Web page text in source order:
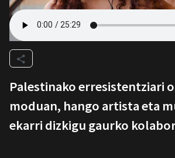
Palestinako erresistentziari
moduan, hango artista eta
ekarri dizkigu gaurko